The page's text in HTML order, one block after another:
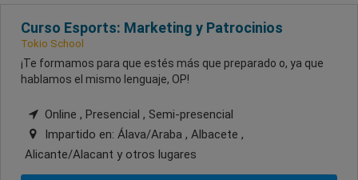
Curso Esports: Marketing y Patrocinios
Tokio School
¡Te formamos para que estés más que preparado o, ya que
hablamos el mismo lenguaje, OP!
Online , Presencial , Semi-presencial
Impartido en: Álava/Araba , Albacete ,
Alicante/Alacant y otros lugares